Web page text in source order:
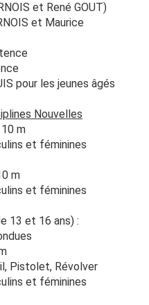
et René GOUT)
et Maurice
pour les jeunes âgés
Nouvelles
m
et féminines
m
et féminines
13 et 16 ans) :
Pistolet, Révolver
et féminines